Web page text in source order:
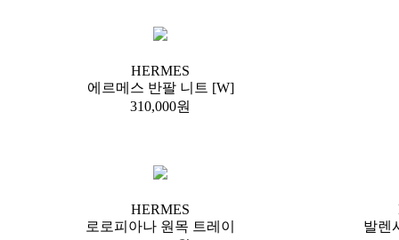
HERMES
에르메스 반팔 니트 [W]
310,000원
HERMES
로로피아나 원목 트레이
발렌